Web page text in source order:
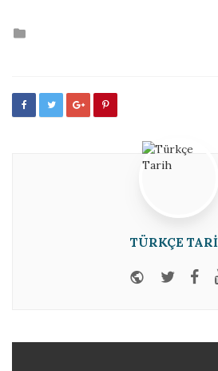
TÜRKÇE
Website